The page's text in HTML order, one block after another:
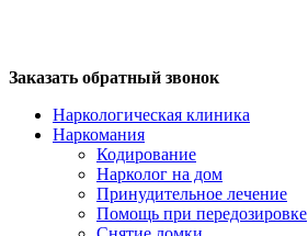
Заказать обратный звонок
Наркологическая клиника
Наркомания
Кодирование
Нарколог на дом
Принудительное лечение
Помощь при передозировке